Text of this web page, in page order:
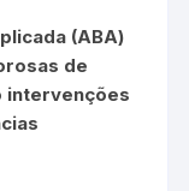
(ABA)
de
intervenções